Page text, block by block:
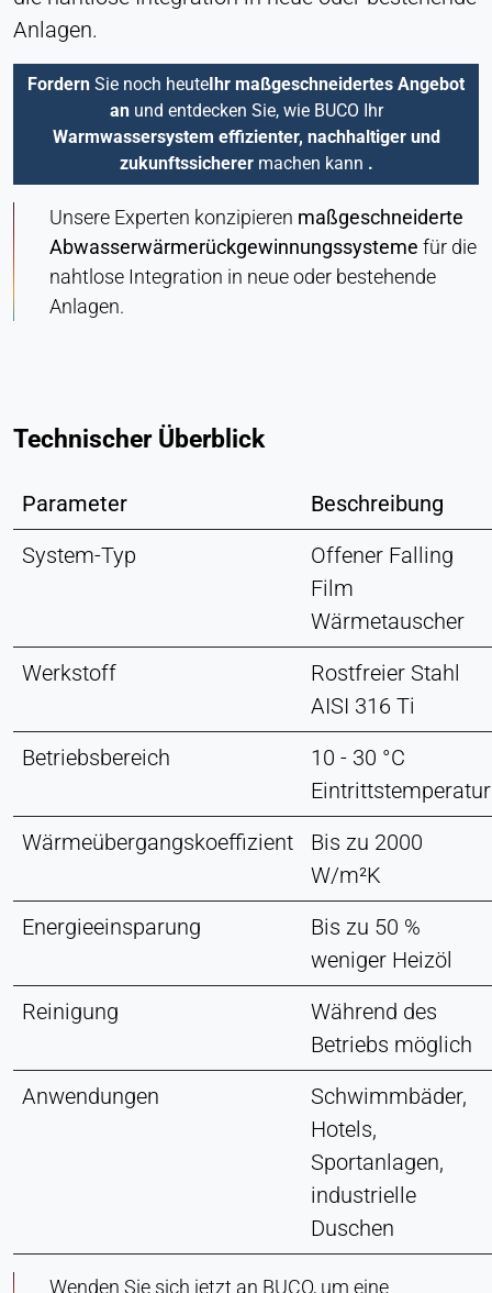
Anlagen.
Fordern Sie noch heute Ihr maßgeschneidertes Angebot
anund entdecken Sie, wie BUCO Ihr
Warmwassersystem effizienter, nachhaltiger und
zukunftssicherermachen kann .
Unsere Experten konzipieren maßgeschneiderte
Abwasserwärmerückgewinnungssysteme für die
nahtlose Integration in neue oder bestehende
Anlagen.
Technischer Überblick
Parameter
Beschreibung
System-Typ
Offener Falling
Film
Wärmetauscher
Werkstoff
Rostfreier Stahl
AISI 316 Ti
Betriebsbereich
10 - 30 °C
Eintrittstemperatur
Wärmeübergangskoeffizient
Bis zu 2000
W/m²K
Energieeinsparung
Bis zu 50 %
weniger Heizöl
Reinigung
Während des
Betriebs möglich
Anwendungen
Schwimmbäder,
Hotels,
Sportanlagen,
industrielle
Duschen
Wenden Sie sich jetzt an BUCO, um eine